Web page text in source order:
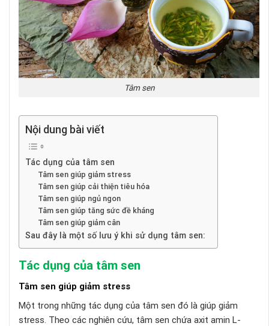
Tâm sen
Nội dung bài viết
Tác dụng của tâm sen
Tâm sen giúp giảm stress
Tâm sen giúp cải thiện tiêu hóa
Tâm sen giúp ngủ ngon
Tâm sen giúp tăng sức đề kháng
Tâm sen giúp giảm cân
Sau đây là một số lưu ý khi sử dụng tâm sen:
Tác dụng của tâm sen
Tâm sen giúp giảm stress
Một trong những tác dụng của tâm sen đó là giúp giảm
stress. Theo các nghiên cứu, tâm sen chứa axit amin L-